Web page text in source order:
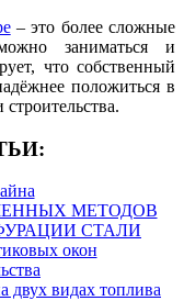
– это более сложные
заниматься и
что собственный
положиться в
МЕТОДОВ
СТАЛИ
окон
двух видах топлива